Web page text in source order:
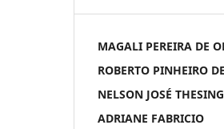
MAGALI PEREIRA DE
ROBERTO PINHEIRO
NELSON JOSÉ THESING
ADRIANE FABRICIO